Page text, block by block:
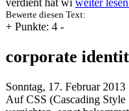
verdient hat wi weiter
Bewerte diesen Text:
+ Punkte: 4 -
corporate
Sonntag, 17. Februar 2013
Auf CSS (Cascading Style